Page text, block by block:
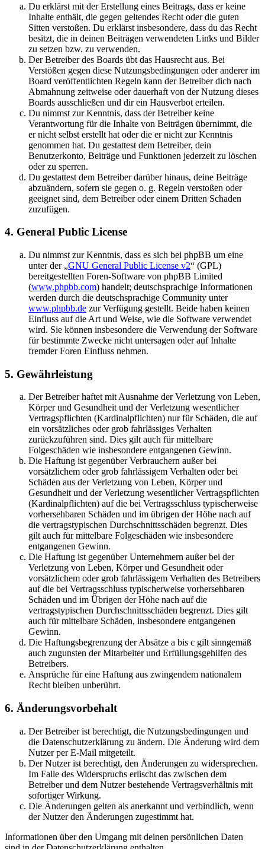
Du erklärst mit der Erstellung eines Beitrags, dass er keine
Inhalte enthält, die gegen geltendes Recht oder die guten
Sitten verstoßen. Du erklärst insbesondere, dass du das Recht
besitzt, die in deinen Beiträgen verwendeten Links und Bilder
zu setzen bzw. zu verwenden.
Der Betreiber des Boards übt das Hausrecht aus. Bei
Verstößen gegen diese Nutzungsbedingungen oder anderer im
Board veröffentlichten Regeln kann der Betreiber dich nach
Abmahnung zeitweise oder dauerhaft von der Nutzung dieses
Boards ausschließen und dir ein Hausverbot erteilen.
Du nimmst zur Kenntnis, dass der Betreiber keine
Verantwortung für die Inhalte von Beiträgen übernimmt, die
er nicht selbst erstellt hat oder die er nicht zur Kenntnis
genommen hat. Du gestattest dem Betreiber, dein
Benutzerkonto, Beiträge und Funktionen jederzeit zu löschen
oder zu sperren.
Du gestattest dem Betreiber darüber hinaus, deine Beiträge
abzuändern, sofern sie gegen o. g. Regeln verstoßen oder
geeignet sind, dem Betreiber oder einem Dritten Schaden
zuzufügen.
4. General Public License
Du nimmst zur Kenntnis, dass es sich bei phpBB um eine
unter der „GNU General Public License v2“ (GPL)
bereitgestellten Foren-Software von phpBB Limited
(www.phpbb.com) handelt; deutschsprachige Informationen
werden durch die deutschsprachige Community unter
www.phpbb.de zur Verfügung gestellt. Beide haben keinen
Einfluss auf die Art und Weise, wie die Software verwendet
wird. Sie können insbesondere die Verwendung der Software
für bestimmte Zwecke nicht untersagen oder auf Inhalte
fremder Foren Einfluss nehmen.
5. Gewährleistung
Der Betreiber haftet mit Ausnahme der Verletzung von Leben,
Körper und Gesundheit und der Verletzung wesentlicher
Vertragspflichten (Kardinalpflichten) nur für Schäden, die auf
ein vorsätzliches oder grob fahrlässiges Verhalten
zurückzuführen sind. Dies gilt auch für mittelbare
Folgeschäden wie insbesondere entgangenen Gewinn.
Die Haftung ist gegenüber Verbrauchern außer bei
vorsätzlichem oder grob fahrlässigem Verhalten oder bei
Schäden aus der Verletzung von Leben, Körper und
Gesundheit und der Verletzung wesentlicher Vertragspflichten
(Kardinalpflichten) auf die bei Vertragsschluss typischerweise
vorhersehbaren Schäden und im übrigen der Höhe nach auf
die vertragstypischen Durchschnittsschäden begrenzt. Dies
gilt auch für mittelbare Folgeschäden wie insbesondere
entgangenen Gewinn.
Die Haftung ist gegenüber Unternehmern außer bei der
Verletzung von Leben, Körper und Gesundheit oder
vorsätzlichem oder grob fahrlässigem Verhalten des Betreibers
auf die bei Vertragsschluss typischerweise vorhersehbaren
Schäden und im Übrigen der Höhe nach auf die
vertragstypischen Durchschnittsschäden begrenzt. Dies gilt
auch für mittelbare Schäden, insbesondere entgangenen
Gewinn.
Die Haftungsbegrenzung der Absätze a bis c gilt sinngemäß
auch zugunsten der Mitarbeiter und Erfüllungsgehilfen des
Betreibers.
Ansprüche für eine Haftung aus zwingendem nationalem
Recht bleiben unberührt.
6. Änderungsvorbehalt
Der Betreiber ist berechtigt, die Nutzungsbedingungen und
die Datenschutzerklärung zu ändern. Die Änderung wird dem
Nutzer per E-Mail mitgeteilt.
Der Nutzer ist berechtigt, den Änderungen zu widersprechen.
Im Falle des Widerspruchs erlischt das zwischen dem
Betreiber und dem Nutzer bestehende Vertragsverhältnis mit
sofortiger Wirkung.
Die Änderungen gelten als anerkannt und verbindlich, wenn
der Nutzer den Änderungen zugestimmt hat.
Informationen über den Umgang mit deinen persönlichen Daten